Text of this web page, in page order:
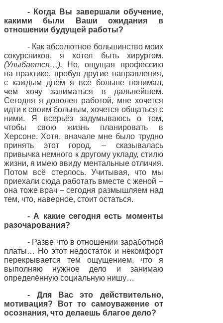
- Когда Вы завершали обучение,
какими были Ваши ожидания в
отношении будущей работы?
- Как абсолютное большинство моих
сокурсников, я хотел быть хирургом.
(Улыбается…). Но, ощущая профессию
на практике, пробуя другие направления,
с каждым днём я всё больше понимал,
чем хочу заниматься в дальнейшем.
Сегодня я доволен работой, мне хочется
идти к своим больным, хочется общаться с
ними. Я всерьёз задумываюсь о том,
чтобы свою жизнь планировать в
Херсоне. Хотя, вначале мне было трудно
принять этот город, – сказывалась
привычка немного к другому укладу, стилю
жизни, я имею ввиду ментальные отличия.
Потом всё стерлось. Учитывая, что мы
приехали сюда работать вместе с женой –
она тоже врач – сегодня размышляем над
тем, что, наверное, стоит остаться.
- А какие сегодня есть моменты
разочарования?
- Разве что в отношении заработной
платы… Но этот недостаток и некомфорт
перекрывается тем ощущением, что я
выполняю нужное дело и занимаю
определённую социальную нишу…
- Для Вас это действительно,
мотивация? Вот то самоуважение от
осознания, что делаешь благое дело?